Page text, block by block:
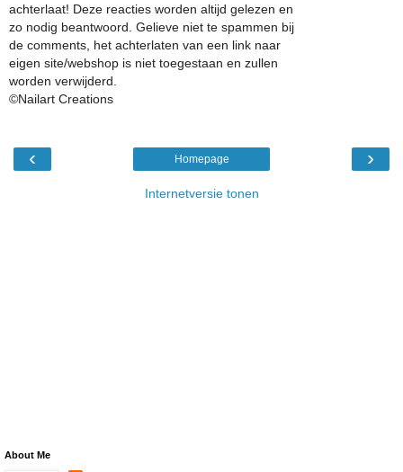
achterlaat! Deze reacties worden altijd gelezen en
zo nodig beantwoord. Gelieve niet te spammen bij
de comments, het achterlaten van een link naar
eigen site/webshop is niet toegestaan en zullen
worden verwijderd.
©Nailart Creations
‹ ›
Homepage
Internetversie tonen
About Me